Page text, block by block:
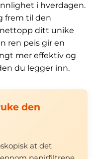
i hverdagen.
frem til den
nettopp ditt unike
ren peis gir en
mer effektiv og
du legger inn.
den
at det